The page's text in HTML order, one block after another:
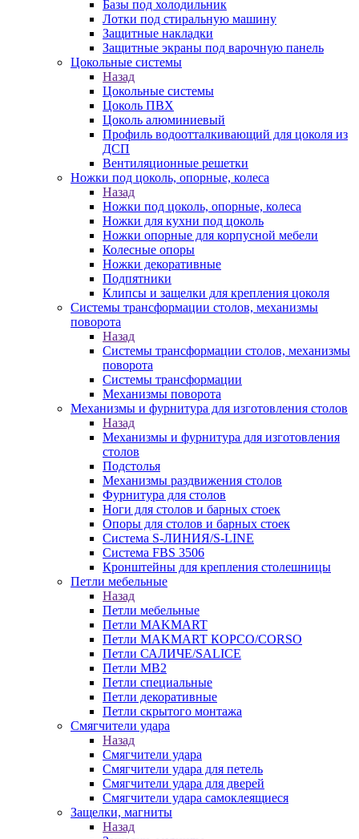
Базы под холодильник
Лотки под стиральную машину
Защитные накладки
Защитные экраны под варочную панель
Цокольные системы
Назад
Цокольные системы
Цоколь ПВХ
Цоколь алюминиевый
Профиль водоотталкивающий для цоколя из
ДСП
Вентиляционные решетки
Ножки под цоколь, опорные, колеса
Назад
Ножки под цоколь, опорные, колеса
Ножки для кухни под цоколь
Ножки опорные для корпусной мебели
Колесные опоры
Ножки декоративные
Подпятники
Клипсы и защелки для крепления цоколя
Системы трансформации столов, механизмы
поворота
Назад
Системы трансформации столов, механизмы
поворота
Системы трансформации
Механизмы поворота
Механизмы и фурнитура для изготовления столов
Назад
Механизмы и фурнитура для изготовления
столов
Подстолья
Механизмы раздвижения столов
Фурнитура для столов
Ноги для столов и барных стоек
Опоры для столов и барных стоек
Система S-ЛИНИЯ/S-LINE
Система FBS 3506
Кронштейны для крепления столешницы
Петли мебельные
Назад
Петли мебельные
Петли MAKMART
Петли MAKMART КОРСО/CORSO
Петли САЛИЧЕ/SALICE
Петли MB2
Петли специальные
Петли декоративные
Петли скрытого монтажа
Смягчители удара
Назад
Смягчители удара
Смягчители удара для петель
Смягчители удара для дверей
Cмягчители удара самоклеящиеся
Защелки, магниты
Назад